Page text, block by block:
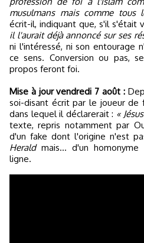
musulmans mais comme tous
écrit-il, indiquant que, s'il s'était
il l'aurait déjà annoncé sur ses
ni l'intéressé, ni son entourage
ce sens. Conversion ou pas,
propos feront foi.
Mise à jour vendredi 7 août :
soi-disant écrit par le joueur
dans lequel il déclarerait : «
texte, repris notamment par
d'un fake dont l'origine n'est
Heraldmais... d'un homonyme
ligne.